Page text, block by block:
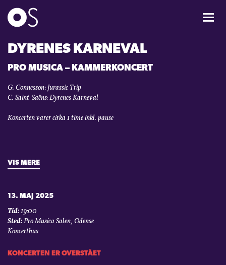
KONCERTER
CARL NIELSEN INTERNATIONAL COMPETITION
KONTAKT
DYRENES KARNEVAL
PRO MUSICA – KAMMERKONCERT
G. Connesson: Jurassic Trip
C. Saint-Saëns: Dyrenes Karneval
Koncerten varer cirka 1 time inkl. pause
VIS MERE
13. MAJ 2025
Tid:19:00
Sted:Pro Musica Salen, Odense
Koncerthus
KONCERTEN ER OVERSTÅET